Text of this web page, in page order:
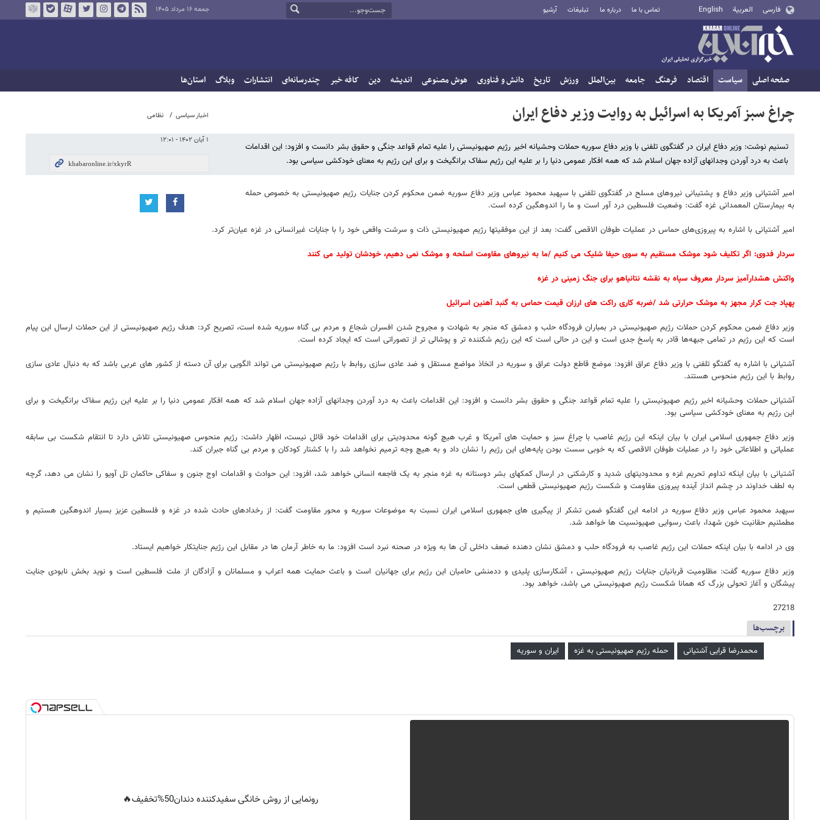
فارسی العربية English تماس با ما درباره ما تبلیغات آرشیو جمعه ۱۶ مرداد ۱۴۰۵
صفحه اصلی سیاست اقتصاد فرهنگ جامعه بین‌الملل ورزش تاریخ دانش و فناوری هوش مصنوعی اندیشه دین کافه خبر چندرسانه‌ای انتشارات وبلاگ استان‌ها
اخبار سیاسی نظامی
۱ آبان ۱۴۰۲ - ۱۲:۰۱
چراغ سبز آمریکا به اسرائیل به روایت وزیر دفاع ایران
تسنیم نوشت: وزیر دفاع ایران در گفتگوی تلفنی با وزیر دفاع سوریه حملات وحشیانه اخیر رژیم صهیونیستی را علیه تمام قواعد جنگی و حقوق بشر دانست و افزود: این اقدامات
باعث به درد آوردن وجدانهای آزاده جهان اسلام شد که همه افکار عمومی دنیا را بر علیه این رژیم سفاک برانگیخت و برای این رژیم به معنای خودکشی سیاسی بود.
امیر آشتیانی وزیر دفاع و پشتیبانی نیروهای مسلح در گفتگوی تلفنی با سپهبد محمود عباس وزیر دفاع سوریه ضمن محکوم کردن جنایات رژیم صهیونیستی به خصوص حمله
به بیمارستان المعمدانی غزه گفت: وضعیت فلسطین درد آور است و ما را اندوهگین کرده است.
امیر آشتیانی با اشاره به پیروزی‌های حماس در عملیات طوفان الاقصی گفت: بعد از این موفقیتها رژیم صهیونیستی ذات و سرشت واقعی خود را با جنایات غیرانسانی در غزه عیان‌تر کرد.
سردار فدوی: اگر تکلیف شود موشک مستقیم به سوی حیفا شلیک می کنیم /ما به نیروهای مقاومت اسلحه و موشک نمی دهیم، خودشان تولید می کنند
واکنش هشدارآمیز سردار معروف سپاه به نقشه نتانیاهو برای جنگ زمینی در غزه
پهپاد جت کرار مجهز به موشک حرارتی شد /ضربه کاری راکت های ارزان قیمت حماس به گنبد آهنین اسرائیل
وزیر دفاع ضمن محکوم کردن حملات رژیم صهیونیستی در بمباران فرودگاه حلب و دمشق که منجر به شهادت و مجروح شدن افسران شجاع و مردم بی گناه سوریه شده است، تصریح کرد: هدف رژیم صهیونیستی از این حملات ارسال این پیام
است که این رژیم در تمامی جبهه‌ها قادر به پاسخ جدی است و این در حالی است که این رژیم شکننده تر و پوشالی تر از تصوراتی است که ایجاد کرده است.
آشتیانی با اشاره به گفتگو تلفنی با وزیر دفاع عراق افزود: موضع قاطع دولت عراق و سوریه در اتخاذ مواضع مستقل و ضد عادی سازی روابط با رژیم صهیونیستی می تواند الگویی برای آن دسته از کشور های عربی باشد که به دنبال عادی سازی
روابط با این رژیم منحوس هستند.
آشتیانی حملات وحشیانه اخیر رژیم صهیونیستی را علیه تمام قواعد جنگی و حقوق بشر دانست و افزود: این اقدامات باعث به درد آوردن وجدانهای آزاده جهان اسلام شد که همه افکار عمومی دنیا را بر علیه این رژیم سفاک برانگیخت و برای
این رژیم به معنای خودکشی سیاسی بود.
وزیر دفاع جمهوری اسلامی ایران با بیان اینکه این رژیم غاصب با چراغ سبز و حمایت های آمریکا و غرب هیچ گونه محدودیتی برای اقدامات خود قائل نیست، اظهار داشت: رژیم منحوس صهیونیستی تلاش دارد تا انتقام شکست بی سابقه
عملیاتی و اطلاعاتی خود را در عملیات طوفان الاقصی که به خوبی سست بودن پایه‌های این رژیم را نشان داد و به هیچ وجه ترمیم نخواهد شد را با کشتار کودکان و مردم بی گناه جبران کند.
آشتیانی با بیان اینکه تداوم تحریم غزه و محدودیتهای شدید و کارشکنی در ارسال کمکهای بشر دوستانه به غزه منجر به یک فاجعه انسانی خواهد شد، افزود: این حوادث و اقدامات اوج جنون و سفاکی حاکمان تل آویو را نشان می دهد، گرچه
به لطف خداوند در چشم انداز آینده پیروزی مقاومت و شکست رژیم صهیونیستی قطعی است.
سپهبد محمود عباس وزیر دفاع سوریه در ادامه این گفتگو ضمن تشکر از پیگیری های جمهوری اسلامی ایران نسبت به موضوعات سوریه و محور مقاومت گفت: از رخدادهای حادث شده در غزه و فلسطین عزیز بسیار اندوهگین هستیم و
مطمئنیم حقانیت خون شهدا، باعث رسوایی صهیونسیت ها خواهد شد.
وی در ادامه با بیان اینکه حملات این رژیم غاصب به فرودگاه حلب و دمشق نشان دهنده ضعف داخلی آن ها به ویژه در صحنه نبرد است افزود: ما به خاطر آرمان ها در مقابل این رژیم جنایتکار خواهیم ایستاد.
وزیر دفاع سوریه گفت: مظلومیت قربانیان جنایات رژیم صهیونیستی ، آشکارسازی پلیدی و ددمنشی حامیان این رژیم برای جهانیان است و باعث حمایت همه اعراب و مسلمانان و آزادگان از ملت فلسطین است و نوید بخش نابودی جنایت
پیشگان و آغاز تحولی بزرگ که همانا شکست رژیم صهیونیستی می باشد، خواهد بود.
27218
برچسب‌ها
محمدرضا قرایی آشتیانی حمله رژیم صهیونیستی به غزه ایران و سوریه
رونمایی از روش خانگی سفیدکننده دندان50%تخفیف🔥